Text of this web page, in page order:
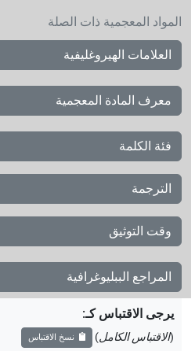
المواد المعجمية ذات الصلة
العلامات الهيروغليفية
معرف المادة المعجمية
فئة الكلمة
الترجمة
وقت التوثيق
المراجع الببليوغرافية
يرجى الاقتباس كـ:
(الاقتباس الكامل) نسخ الاقتباس